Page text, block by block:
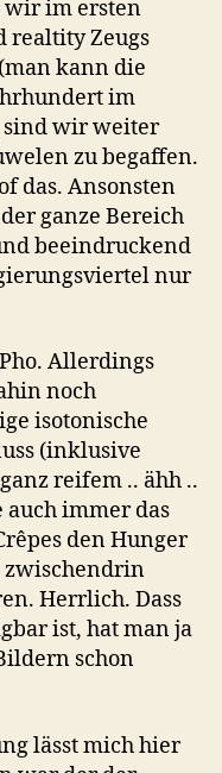
wir im ersten
realtity Zeugs
kann die
im
sind wir weiter
zu begaffen.
das. Ansonsten
ganze Bereich
beeindruckend
nur
Allerdings
noch
isotonische
(inklusive
reifem .. ähh ..
immer das
den Hunger
zwischendrin
Herrlich. Dass
ist, hat man ja
schon
lässt mich hier